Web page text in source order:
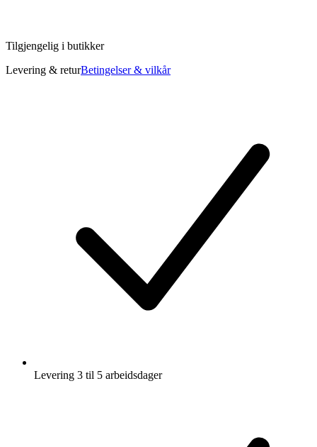
Tilgjengelig i butikker
Levering & returBetingelser & vilkår
Levering 3 til 5 arbeidsdager